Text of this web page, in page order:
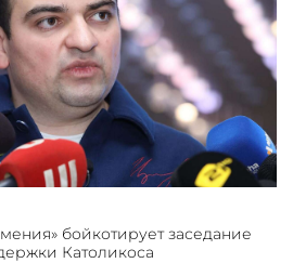
бойкотирует заседание
Католикоса